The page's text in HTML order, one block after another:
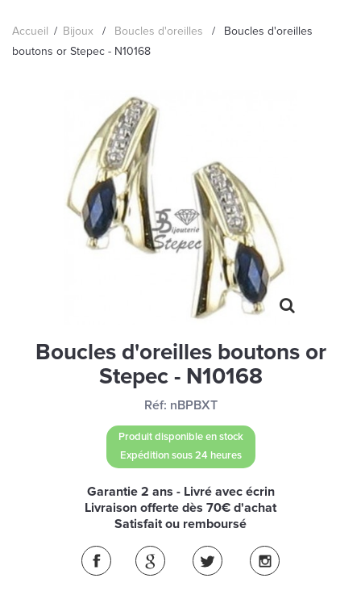
MARQUES
MONTRES
LES GEORGETTES
SWAROVSKI
BONNES AFFAIRES
CARTES CADEAUX
IDÉE CADEAUX
QUI SOMMES NOUS
Accueil / Bijoux / Boucles d'oreilles /
Boucles d'oreilles
boutons or Stepec - N10168
Boucles d'oreilles boutons or
Stepec - N10168
Réf: nBPBXT
Produit disponible en stock
Expédition sous 24 heures
Garantie 2 ans - Livré avec écrin
Livraison offerte dès 70€ d'achat
Satisfait ou remboursé